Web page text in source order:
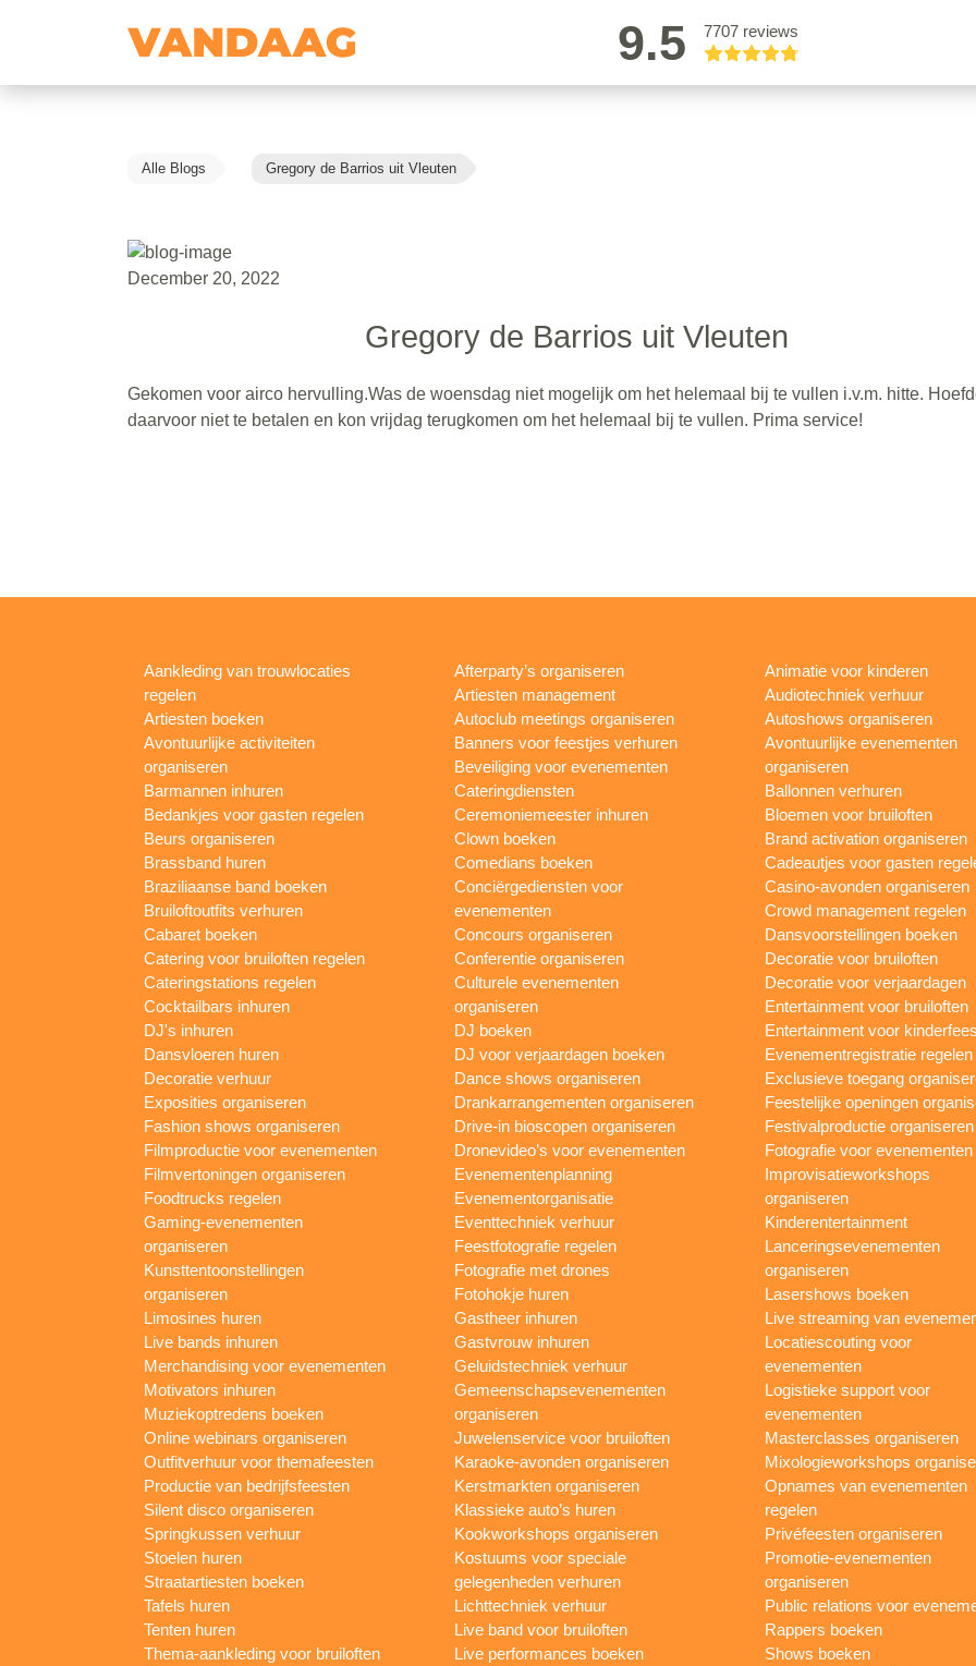
9.5 7707 reviews
Alle Blogs Gregory de Barrios uit Vleuten
December 20, 2022
Gregory de Barrios uit Vleuten
Gekomen voor airco hervulling.Was de woensdag niet mogelijk om het helemaal bij te vullen i.v.m. hitte.
daarvoor niet te betalen en kon vrijdag terugkomen om het helemaal bij te vullen. Prima service!
Aankleding van trouwlocaties
regelen
Artiesten boeken
Avontuurlijke activiteiten
organiseren
Barmannen inhuren
Bedankjes voor gasten regelen
Beurs organiseren
Brassband huren
Braziliaanse band boeken
Bruiloftoutfits verhuren
Cabaret boeken
Catering voor bruiloften regelen
Cateringstations regelen
Cocktailbars inhuren
DJ's inhuren
Dansvloeren huren
Decoratie verhuur
Exposities organiseren
Fashion shows organiseren
Filmproductie voor evenementen
Filmvertoningen organiseren
Foodtrucks regelen
Gaming-evenementen
organiseren
Kunsttentoonstellingen
organiseren
Limosines huren
Live bands inhuren
Merchandising voor evenementen
Motivators inhuren
Muziekoptredens boeken
Online webinars organiseren
Outfitverhuur voor themafeesten
Productie van bedrijfsfeesten
Silent disco organiseren
Springkussen verhuur
Stoelen huren
Straatartiesten boeken
Tafels huren
Tenten huren
Thema-aankleding voor bruiloften
Afterparty’s organiseren
Artiesten management
Autoclub meetings organiseren
Banners voor feestjes verhuren
Beveiliging voor evenementen
Cateringdiensten
Ceremoniemeester inhuren
Clown boeken
Comedians boeken
Conciërgediensten voor
evenementen
Concours organiseren
Conferentie organiseren
Culturele evenementen
organiseren
DJ boeken
DJ voor verjaardagen boeken
Dance shows organiseren
Drankarrangementen organiseren
Drive-in bioscopen organiseren
Dronevideo’s voor evenementen
Evenementenplanning
Evenementorganisatie
Eventtechniek verhuur
Feestfotografie regelen
Fotografie met drones
Fotohokje huren
Gastheer inhuren
Gastvrouw inhuren
Geluidstechniek verhuur
Gemeenschapsevenementen
organiseren
Juwelenservice voor bruiloften
Karaoke-avonden organiseren
Kerstmarkten organiseren
Klassieke auto’s huren
Kookworkshops organiseren
Kostuums voor speciale
gelegenheden verhuren
Lichttechniek verhuur
Live band voor bruiloften
Live performances boeken
Animatie voor kinderen
Audiotechniek verhuur
Autoshows organiseren
Avontuurlijke evenementen
organiseren
Ballonnen verhuren
Bloemen voor bruiloften
Brand activation organiseren
Cadeautjes voor gasten
Casino-avonden organiseren
Crowd management regelen
Dansvoorstellingen boeken
Decoratie voor bruiloften
Decoratie voor verjaardagen
Entertainment voor bruiloften
Entertainment voor
Evenementregistratie regelen
Exclusieve toegang
Feestelijke openingen
Festivalproductie organiseren
Fotografie voor evenementen
Improvisatieworkshops
organiseren
Kinderentertainment
Lanceringsevenementen
organiseren
Lasershows boeken
Live streaming van
Locatiescouting voor
evenementen
Logistieke support voor
evenementen
Masterclasses organiseren
Mixologieworkshops
Opnames van evenementen
regelen
Privéfeesten organiseren
Promotie-evenementen
organiseren
Public relations voor
Rappers boeken
Shows boeken